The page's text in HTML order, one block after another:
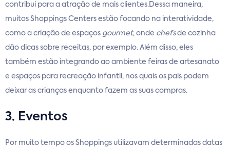
contribui para a atração de mais clientes.Dessa maneira,
muitos Shoppings Centers estão focando na interatividade,
como a criação de espaços gourmet, onde chefsde cozinha
dão dicas sobre receitas, por exemplo. Além disso, eles
também estão integrando ao ambiente feiras de artesanato
e espaços para recreação infantil, nos quais os pais podem
deixar as crianças enquanto fazem as suas compras.
3. Eventos
Por muito tempo os Shoppings utilizavam determinadas datas